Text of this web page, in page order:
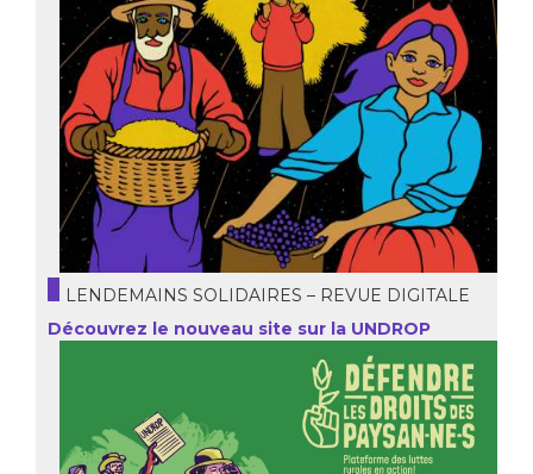
LENDEMAINS SOLIDAIRES – REVUE DIGITALE
Découvrez le nouveau site sur la UNDROP